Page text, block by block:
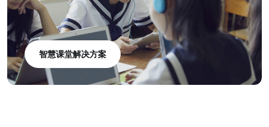
智慧课堂解决方案